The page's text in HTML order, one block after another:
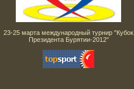
23-25 марта международный турнир "Кубок
Президента Бурятии-2012"